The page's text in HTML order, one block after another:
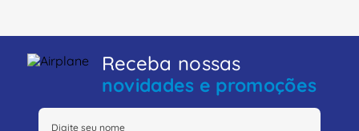
Receba nossas
novidades e promoções